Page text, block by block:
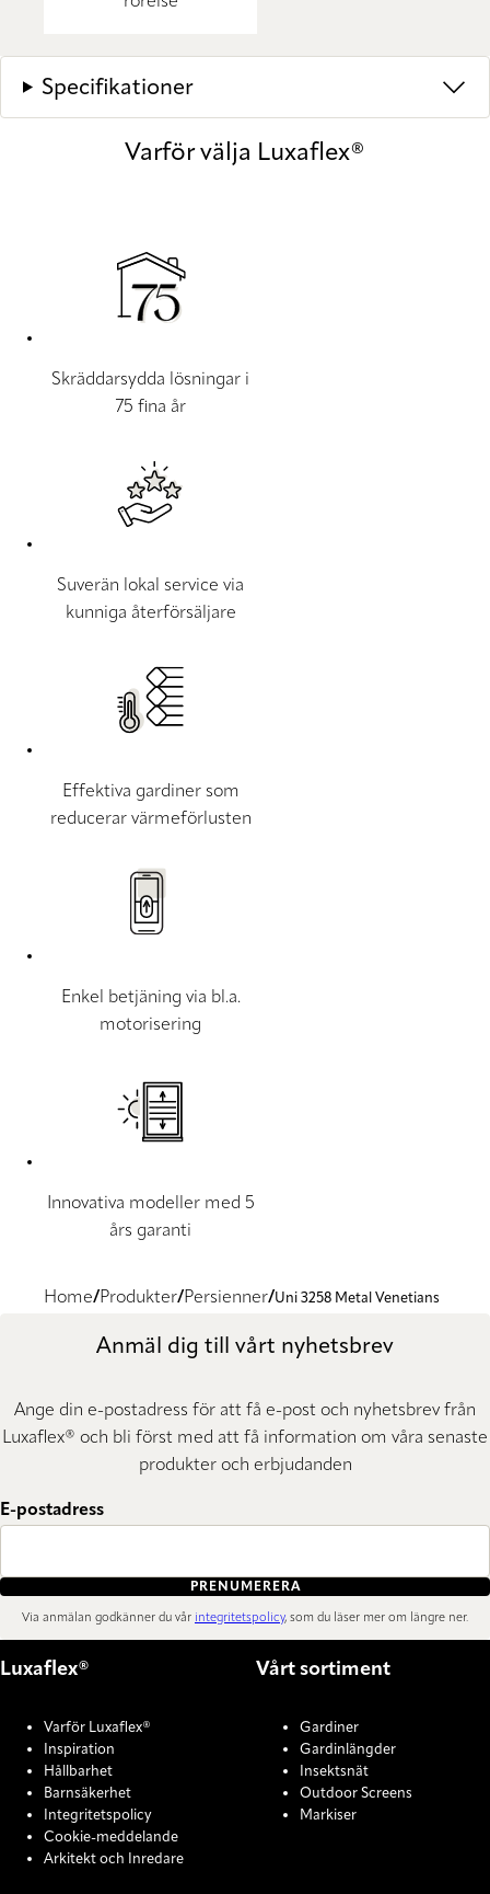
Specifikationer
Varför välja Luxaflex®
Skräddarsydda lösningar i
75 fina år
Suverän lokal service via
kunniga återförsäljare
Effektiva gardiner som
reducerar värmeförlusten
Enkel betjäning via bl.a.
motorisering
Innovativa modeller med 5
års garanti
Home Produkter Persienner Uni 3258 Metal Venetians
Anmäl dig till vårt nyhetsbrev
Ange din e-postadress för att få e-post och nyhetsbrev från
Luxaflex® och bli först med att få information om våra senaste
produkter och erbjudanden
E-postadress
PRENUMERERA
Via anmälan godkänner du vår integritetspolicy, som du läser mer om längre ner.
Luxaflex®
Varför Luxaflex®
Inspiration
Hållbarhet
Barnsäkerhet
Integritetspolicy
Cookie-meddelande
Arkitekt och Inredare
Vårt sortiment
Gardiner
Gardinlängder
Insektsnät
Outdoor Screens
Markiser